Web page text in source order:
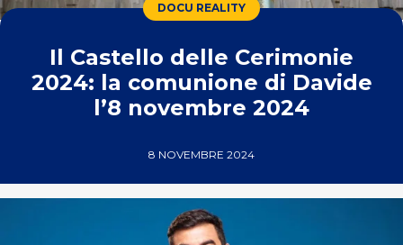
DOCU REALITY
Il Castello delle Cerimonie
2024: la comunione di Davide
l’8 novembre 2024
8 NOVEMBRE 2024